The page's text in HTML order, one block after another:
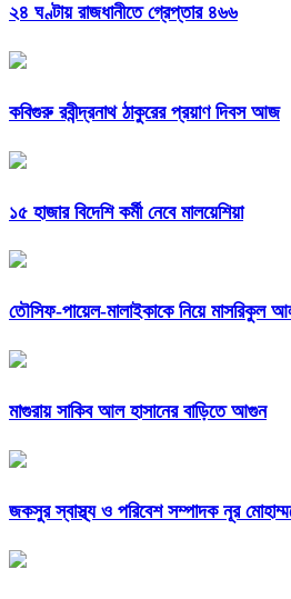
২৪ ঘণ্টায় রাজধানীতে গ্রেপ্তার ৪৬৬
কবিগুরু রবীন্দ্রনাথ ঠাকুরের প্রয়াণ দিবস আজ
১৫ হাজার বিদেশি কর্মী নেবে মালয়েশিয়া
তৌসিফ-পায়েল-মালাইকাকে নিয়ে মাসরিকুল
মাগুরায় সাকিব আল হাসানের বাড়িতে আগুন
জকসুর স্বাস্থ্য ও পরিবেশ সম্পাদক নূর